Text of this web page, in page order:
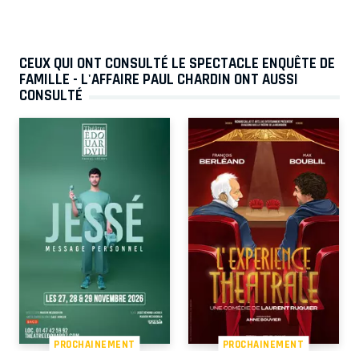
CEUX QUI ONT CONSULTÉ LE SPECTACLE ENQUÊTE DE
FAMILLE - L'AFFAIRE PAUL CHARDIN ONT AUSSI
CONSULTÉ
PROCHAINEMENT PROCHAINEMENT